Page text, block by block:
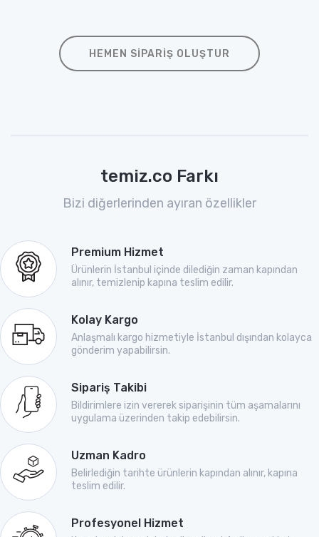
HEMEN SIPARIŞ OLUŞTUR
temiz.co Farkı
Bizi diğerlerinden ayıran özellikler
Premium Hizmet
Ürünlerin İstanbul içinde dilediğin zaman kapından
alınır, temizlenip kapına teslim edilir.
Kolay Kargo
Anlaşmalı kargo hizmetiyle İstanbul dışından kolayca
gönderim yapabilirsin.
Sipariş Takibi
Bildirimlere izin vererek siparişinin tüm aşamalarını
uygulama üzerinden takip edebilirsin.
Uzman Kadro
Belirlediğin tarihte ürünlerin kapından alınır, kapına
teslim edilir.
Profesyonel Hizmet